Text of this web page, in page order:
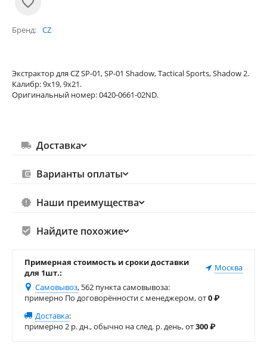
Бренд CZ
Экстрактор для CZ SP-01, SP-01 Shadow, Tactical Sports, Shadow 2.
Калибр: 9x19, 9x21.
Оригинальный номер: 0420-0661-02ND.
Доставка
Варианты оплаты
Наши преимущества
Найдите похожие
Примерная стоимость и сроки доставки
для 1шт.:
Москва
Самовывоз, 562 пункта самовывоза:
примерно По договорённости с менеджером, от0₽
Доставка:
примерно 2 р. дн., обычно на след. р. день, от300₽